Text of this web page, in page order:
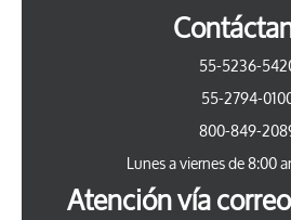
55-5236-
55-2794-
800-849-
Lunes a viernes de 8:00
Atención vía